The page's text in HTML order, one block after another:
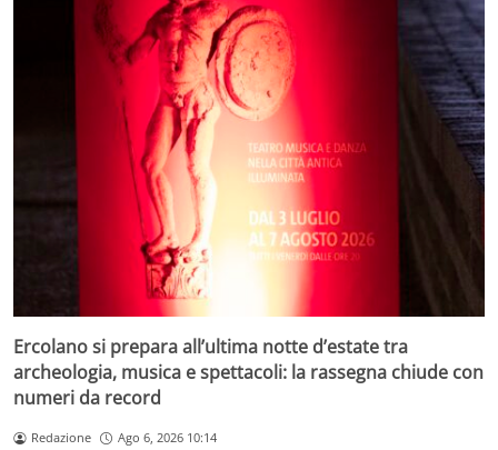
Ercolano si prepara all’ultima notte d’estate tra
archeologia, musica e spettacoli: la rassegna chiude con
numeri da record
Redazione Ago 6, 2026 10:14